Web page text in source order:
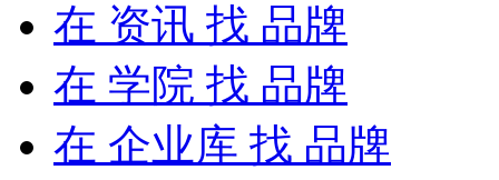
在 资讯 找 品牌
在 学院 找 品牌
在 企业库 找 品牌